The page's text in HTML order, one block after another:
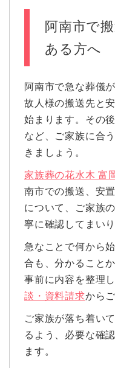
阿南市で
ある方へ
阿南市で急な葬儀
故人様の搬送先と
始まります。その
など、ご家族に合
きましょう。
家族葬の花水木 富
南市での搬送、安
について、ご家族
寧に確認してまいり
急なことで何から
合も、分かること
事前に内容を整理
談・資料請求から
ご家族が落ち着い
るよう、必要な確
ます。